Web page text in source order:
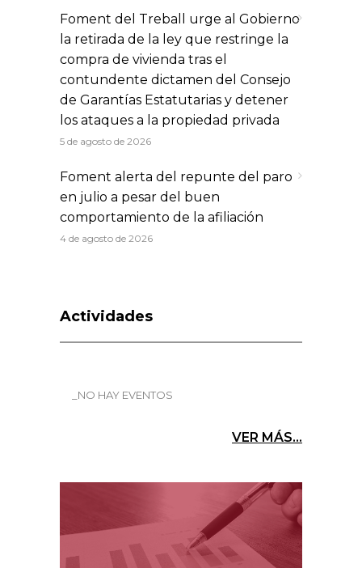
Foment del Treball urge al Gobierno
la retirada de la ley que restringe la
compra de vivienda tras el
contundente dictamen del Consejo
de Garantías Estatutarias y detener
los ataques a la propiedad privada
5 de agosto de 2026
Foment alerta del repunte del paro
en julio a pesar del buen
comportamiento de la afiliación
4 de agosto de 2026
Actividades
_NO HAY EVENTOS
VER MÁS...